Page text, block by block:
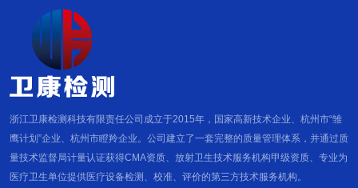
浙江卫康检测科技有限责任公司成立于2015年，国家高新技术企业、杭州市“雏
鹰计划”企业、杭州市瞪羚企业。公司建立了一套完整的质量管理体系，并通过质
量技术监督局计量认证获得CMA资质、放射卫生技术服务机构甲级资质、专业为
医疗卫生单位提供医疗设备检测、校准、评价的第三方技术服务机构。